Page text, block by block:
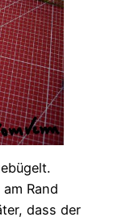
Rand
dass der